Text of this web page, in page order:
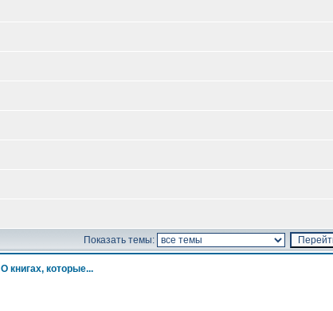
Показать темы:
О книгах, которые...